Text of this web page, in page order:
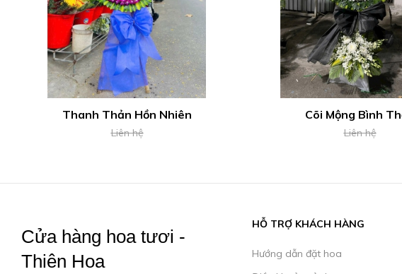
Thanh Thản Hồn Nhiên
Liên hệ
Cõi Mộng Bình
Liên hệ
Cửa hàng hoa tươi -
Thiên Hoa
HỖ TRỢ KHÁCH HÀNG
Hướng dẫn đặt hoa